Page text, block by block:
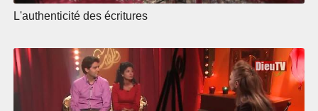
L'authenticité des écritures